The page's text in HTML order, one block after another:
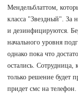
Мендельблаттом,
класса "Звездный". За
и дезинфицируются.
начального уровня
однако пока что
остались. Сотрудница,
только решение будет
придет смс на телефон.